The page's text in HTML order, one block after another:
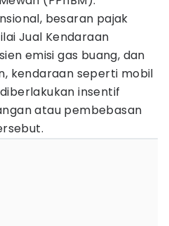
besaran pajak
Jual Kendaraan
emisi gas buang, dan
kendaraan seperti mobil
insentif
atau pembebasan